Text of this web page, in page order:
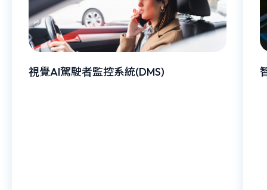
視覺AI駕駛者監控系統(DMS)